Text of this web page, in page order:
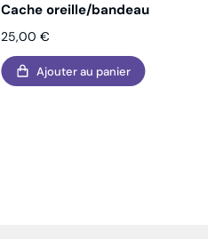
Cache oreille/bandeau
25,00€
Ajouter au panier